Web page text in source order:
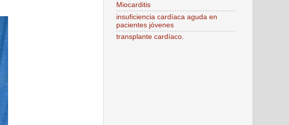
Miocarditis
insuficiencia cardíaca aguda en
pacientes jóvenes
transplante cardíaco.